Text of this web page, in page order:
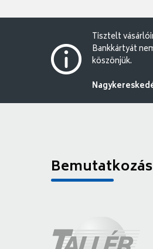
Tisztelt
Bankkártyát
köszönjük.
Bemutatkozás